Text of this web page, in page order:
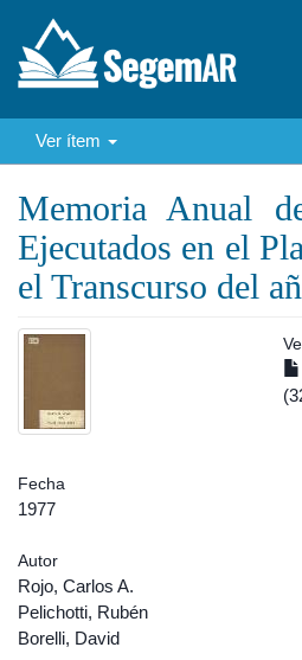
Ver ítem
Memoria Anual
Ejecutados en el
el Transcurso del
Fecha
1977
Autor
Rojo, Carlos A.
Pelichotti, Rubén
Borelli, David